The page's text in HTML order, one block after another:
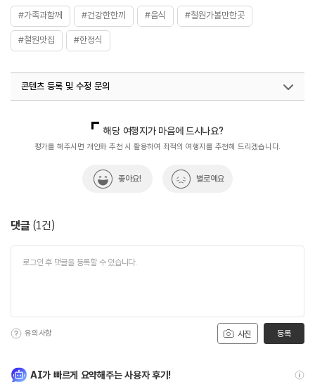
#가족과함께 #건강한한끼 #음식 #철원가볼만한곳
#철원맛집 #한정식
콘텐츠 등록 및 수정 문의
해당 여행지가 마음에 드시나요?
평가를 해주시면 개인화 추천 시 활용하여 최적의 여행지를 추천해 드리겠습니다.
좋아요! 별로예요
댓글 (1건)
사진
유의사항 등록
AI가 빠르게 요약해주는 사용자 후기!